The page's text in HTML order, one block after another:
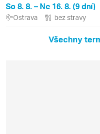
So 8. 8. – Ne 16. 8. (9 dní)
Ostrava bez stravy
Všechny